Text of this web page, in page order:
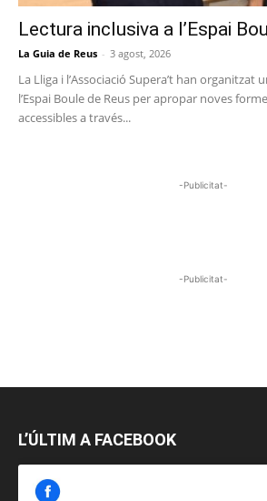
Lectura inclusiva a l’Espai
La Guia de Reus - 3 agost, 2026
La Lliga i l’Associació Supera’t han
l’Espai Boule de Reus per apropar noves
accessibles a través...
-Publicitat-
-Publicitat-
L’ÚLTIM A FACEBOOK